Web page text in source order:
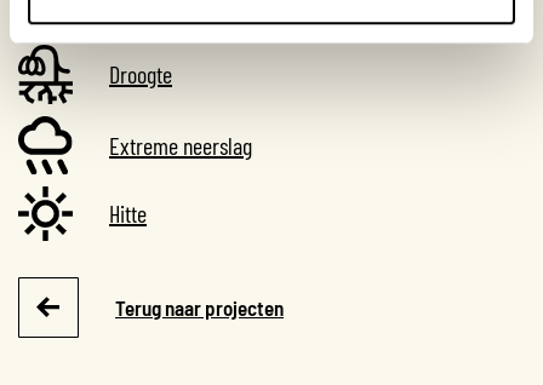
Droogte
Extreme neerslag
Hitte
Terug naar projecten